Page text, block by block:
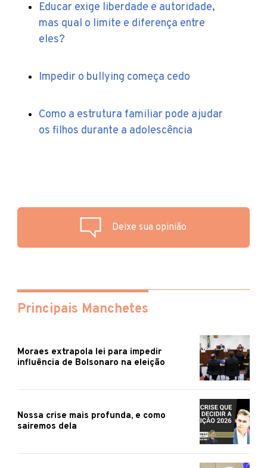
Educar exige liberdade e autoridade,
mas qual o limite e diferença entre
eles?
Impedir o bullying começa cedo
Como a estrutura familiar pode ajudar
os filhos durante a adolescência
Deixe sua opinião
Principais Manchetes
Moraes extrapola lei para impedir
influência de Bolsonaro na eleição
Nossa crise mais profunda, e como
sairemos dela